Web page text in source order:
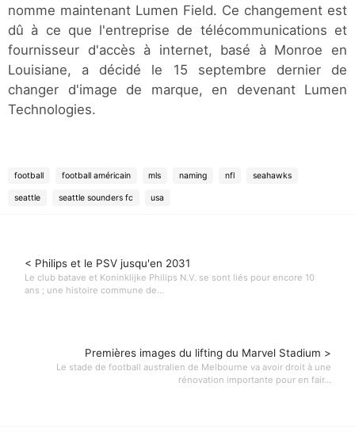
nomme maintenant Lumen Field. Ce changement est
dû à ce que l'entreprise de télécommunications et
fournisseur d'accès à internet, basé à Monroe en
Louisiane, a décidé le 15 septembre dernier de
changer d'image de marque, en devenant Lumen
Technologies.
football football américain mls naming nfl seahawks
seattle seattle sounders fc usa
< Philips et le PSV jusqu'en 2031
Le club batave et Koninklijke Philips N.V. se sont liés pour encore 10
ans ; une histoire commune de...
Premières images du lifting du Marvel Stadium >
Le stade de football australien de Melbourne va avoir droit à une
rénovation importante pour en fair...